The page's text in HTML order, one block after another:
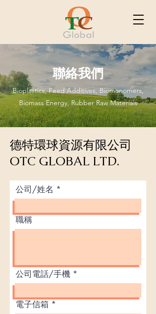
聯絡我們
Bioplastics, Feed Additives, Biomonomers,
Biomass Energy, Rubber Raw Materials
德特環球資源有限公司
OTC GLOBAL LTD.
公司/姓名
職稱
公司電話/手機
電子信箱